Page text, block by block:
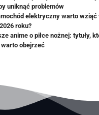
uniknąć problemów
elektryczny warto wziąć
roku?
anime o piłce nożnej: tytuły,
obejrzeć